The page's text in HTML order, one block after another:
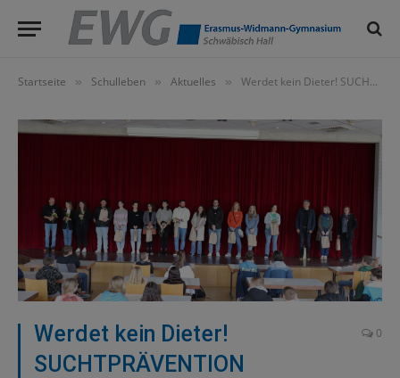
Startseite » Schulleben » Aktuelles » Werdet kein Dieter! SUCHTPRÄVENTION
Werdet kein Dieter!
SUCHTPRÄVENTION
0